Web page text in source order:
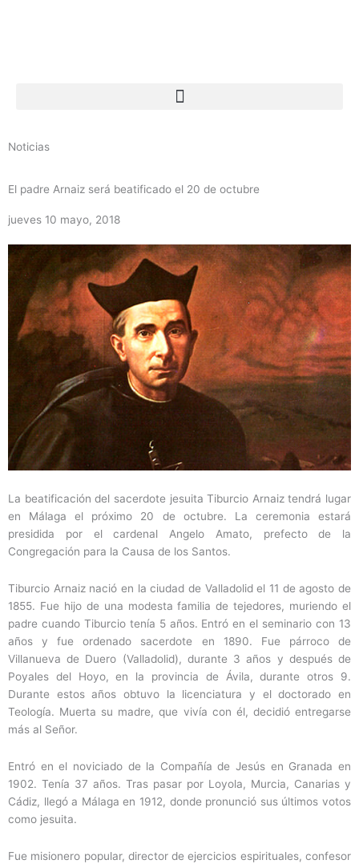
Noticias
El padre Arnaiz será beatificado el 20 de octubre
jueves 10 mayo, 2018
La beatificación del sacerdote jesuita Tiburcio Arnaiz tendrá lugar
en Málaga el próximo 20 de octubre. La ceremonia estará
presidida por el cardenal Angelo Amato, prefecto de la
Congregación para la Causa de los Santos.
Tiburcio Arnaiz nació en la ciudad de Valladolid el 11 de agosto de
1855. Fue hijo de una modesta familia de tejedores, muriendo el
padre cuando Tiburcio tenía 5 años. Entró en el seminario con 13
años y fue ordenado sacerdote en 1890. Fue párroco de
Villanueva de Duero (Valladolid), durante 3 años y después de
Poyales del Hoyo, en la provincia de Ávila, durante otros 9.
Durante estos años obtuvo la licenciatura y el doctorado en
Teología. Muerta su madre, que vivía con él, decidió entregarse
más al Señor.
Entró en el noviciado de la Compañía de Jesús en Granada en
1902. Tenía 37 años. Tras pasar por Loyola, Murcia, Canarias y
Cádiz, llegó a Málaga en 1912, donde pronunció sus últimos votos
como jesuita.
Fue misionero popular, director de ejercicios espirituales, confesor